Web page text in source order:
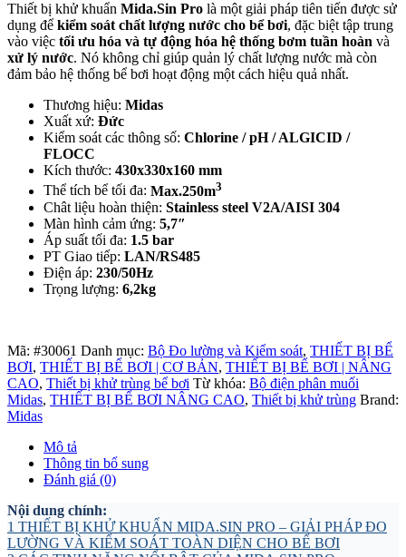
Thiết bị khử khuẩn Mida.Sin Pro là một giải pháp tiên tiến được sử
dụng để kiểm soát chất lượng nước cho bể bơi, đặc biệt tập trung
vào việc tối ưu hóa và tự động hóa hệ thống bơm tuần hoàn và
xử lý nước. Nó không chỉ giúp quản lý chất lượng nước mà còn
đảm bảo hệ thống bể bơi hoạt động một cách hiệu quả nhất.
Thương hiệu: Midas
Xuất xứ: Đức
Kiểm soát các thông số: Chlorine / pH / ALGICID /
FLOCC
Kích thước: 430x330x160 mm
Thể tích bể tối đa: Max.250m3
Chât liệu hoàn thiện: Stainless steel V2A/AISI 304
Màn hình cảm ứng: 5,7″
Áp suất tối đa: 1.5 bar
PT Giao tiếp: LAN/RS485
Điện áp: 230/50Hz
Trọng lượng: 6,2kg
Mã: #30061 Danh mục: Bộ Đo lường và Kiểm soát, THIẾT BỊ BỂ
BƠI, THIẾT BỊ BỂ BƠI | CƠ BẢN, THIẾT BỊ BỂ BƠI | NÂNG
CAO, Thiết bị khử trùng bể bơi Từ khóa: Bộ điện phân muối
Midas, THIẾT BỊ BỂ BƠI NÂNG CAO, Thiết bị khử trùng Brand:
Midas
Mô tả
Thông tin bổ sung
Đánh giá (0)
Nội dung chính:
1 THIẾT BỊ KHỬ KHUẨN MIDA.SIN PRO – GIẢI PHÁP ĐO
LƯỜNG VÀ KIỂM SOÁT TOÀN DIỆN CHO BỂ BƠI